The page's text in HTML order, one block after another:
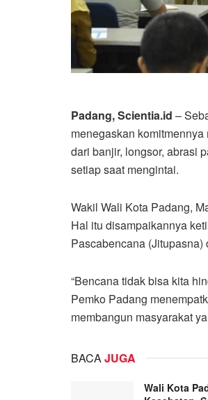
Padang, Scientia.id –
menegaskan
dari banjir, longsor, abrasi
setiap saat mengintai.
Wakil Wali Kota Padang,
Hal itu disampaikannya
Pascabencana
“Bencana tidak bisa kita
Pemko Padang
membangun masyarakat
BACAJUGA
Wali Kota